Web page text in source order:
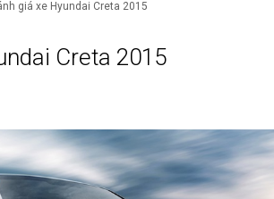
giá xe Hyundai Creta 2015
Creta 2015